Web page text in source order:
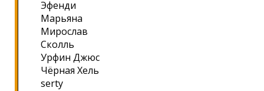
Эфенди
Марьяна
Мирослав
Сколль
Урфин Джюс
Чёрная Хель
serty